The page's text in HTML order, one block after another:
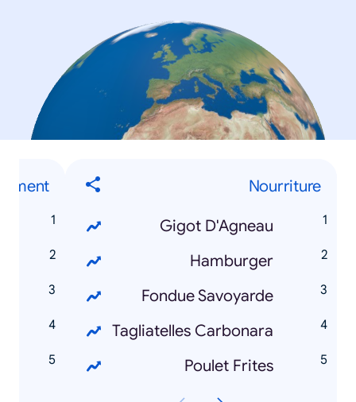
Nourriture
Gigot D'Agneau
Hamburger
Fondue Savoyarde
Tagliatelles Carbonara
Poulet Frites